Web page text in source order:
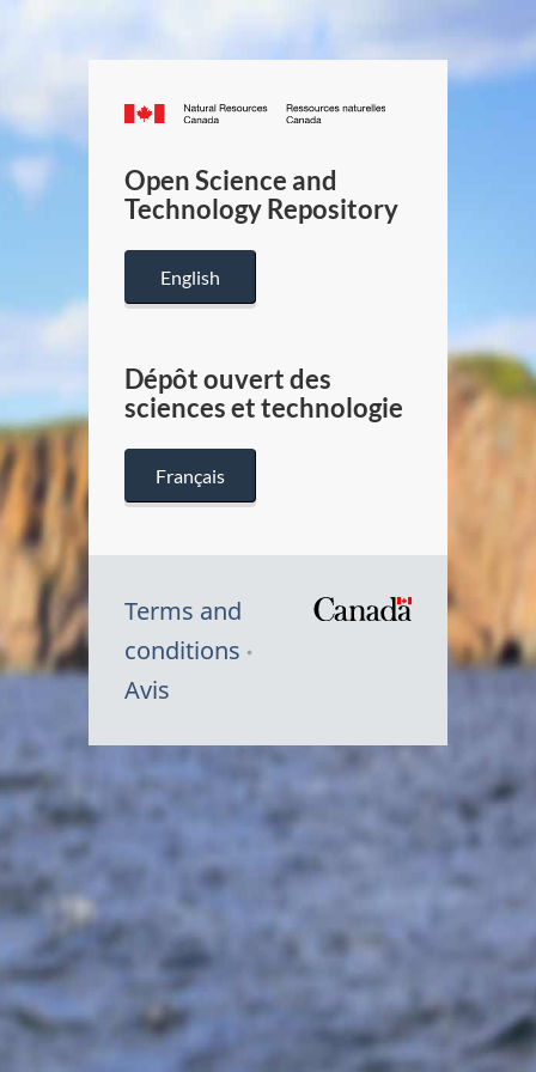
Canada.ca
/
Canada
Open Science and
Technology Repository
English
Dépôt ouvert des
sciences et technologie
Français
Terms and
conditions
Avis
Symbole
Canada